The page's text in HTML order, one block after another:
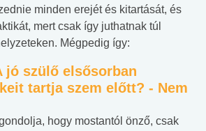
minden erejét és kitartását, és
mert csak így juthatnak túl
Mégpedig így:
jó szülő elsősorban
tartja szem előtt? - Nem
hogy mostantól önző, csak